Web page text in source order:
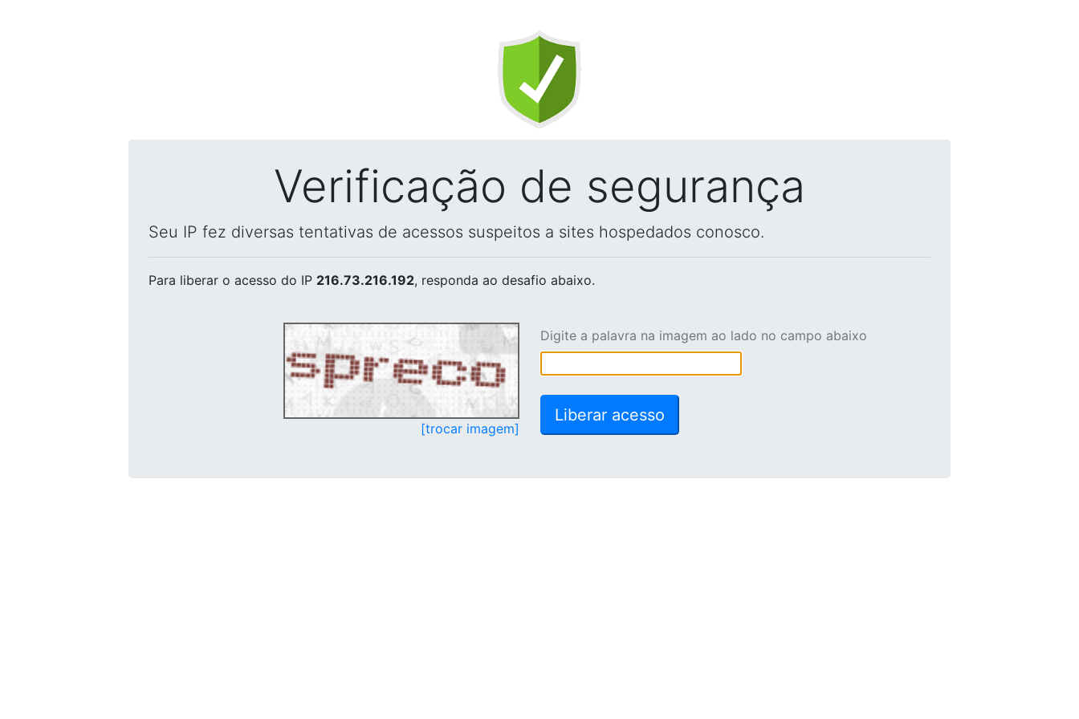
Verificação de segurança
Seu IP fez diversas tentativas de acessos suspeitos a sites hospedados conosco.
Para liberar o acesso do IP 216.73.216.192, responda ao desafio abaixo.
[trocar imagem]
Digite a palavra na imagem ao lado no campo abaixo